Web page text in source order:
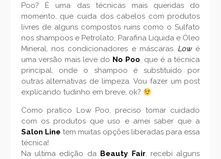
Poo? É uma das técnicas mais queridas do
momento, que cuida dos cabelos com produtos
livres de alguns compostos ruins como o Sulfato
nos shampoos e Petrolato, Parafina Líquida e Óleo
Mineral, nos condicionadores e máscaras.Lowé
uma versão mais leve do No Poo, que é a técnica
principal, onde o shampoo é substituido por
outras alternativas de limpeza. Vou fazer um post
explicando tudinho em breve, ok?
Como pratico Low Poo, preciso tomar cuidado
com os produtos que uso e amei saber que a
Salon Line tem muitas opções liberadas para essa
técnica!
Na ultima edição daBeauty Fair, recebi alguns